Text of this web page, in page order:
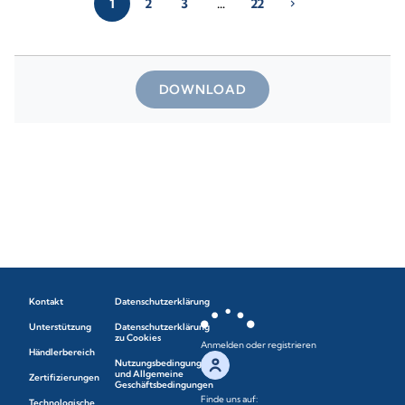
1 2 3 … 22 chevron_right
DOWNLOAD
Kontakt
Unterstützung
Händlerbereich
Zertifizierungen
Datenschutzerklärung
Datenschutzerklärung
zu Cookies
Nutzungsbedingungen
und Allgemeine
Geschäftsbedingungen
Anmelden oder registrieren
Finde uns auf: